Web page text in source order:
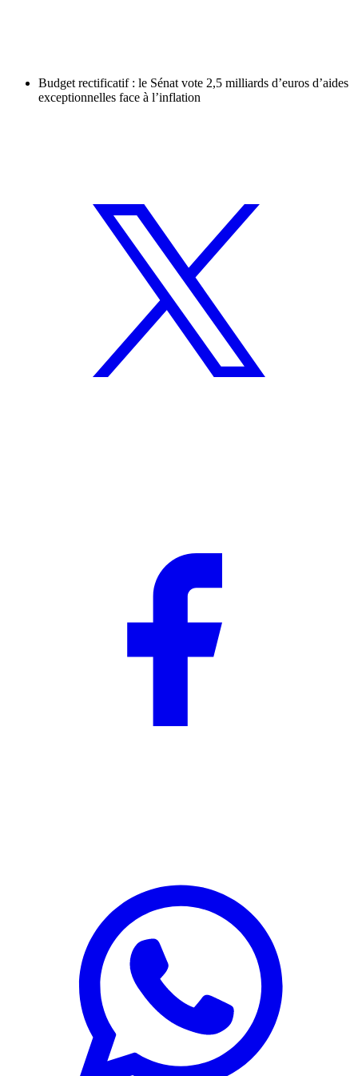
Budget rectificatif : le Sénat vote 2,5 milliards d’euros d’aides
exceptionnelles face à l’inflation